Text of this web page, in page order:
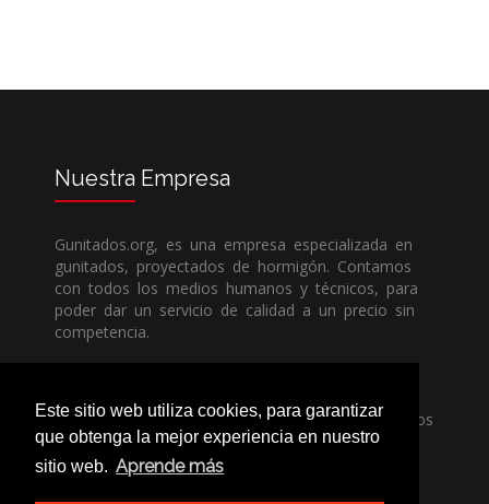
Este sitio web utiliza cookies, para garantizar
que obtenga la mejor experiencia en nuestro
sitio web. Aprende más
Nuestra Empresa
Gunitados.org, es una empresa especializada en
gunitados, proyectados de hormigón. Contamos
con todos los medios humanos y técnicos, para
poder dar un servicio de calidad a un precio sin
competencia.
en llamarnos, nuestros técnicos estran encantados
de poder ayudarle, ya sea usted particular o
profesional.